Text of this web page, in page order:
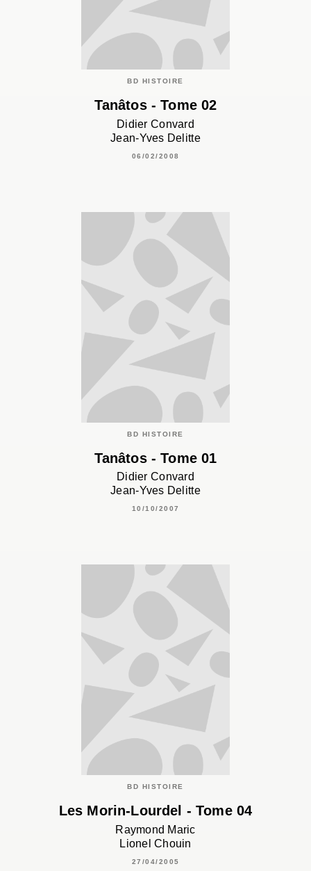
BD HISTOIRE
Tanâtos - Tome 02
Didier Convard
Jean-Yves Delitte
06/02/2008
BD HISTOIRE
Tanâtos - Tome 01
Didier Convard
Jean-Yves Delitte
10/10/2007
BD HISTOIRE
Les Morin-Lourdel - Tome 04
Raymond Maric
Lionel Chouin
27/04/2005